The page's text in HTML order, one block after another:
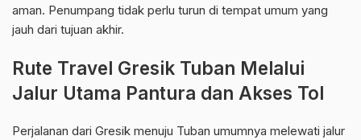
aman. Penumpang tidak perlu turun di tempat umum yang
jauh dari tujuan akhir.
Rute Travel Gresik Tuban Melalui
Jalur Utama Pantura dan Akses Tol
Perjalanan dari Gresik menuju Tuban umumnya melewati jalur